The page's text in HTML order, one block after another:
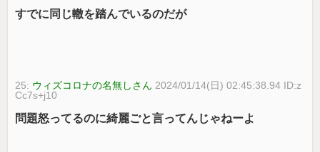
すでに同じ轍を踏んでいるのだが
25: ウィズコロナの名無しさん 2024/01/14(日) 02:45:38.94 ID:z
Cc7s+j10
問題怒ってるのに綺麗ごと言ってんじゃねーよ